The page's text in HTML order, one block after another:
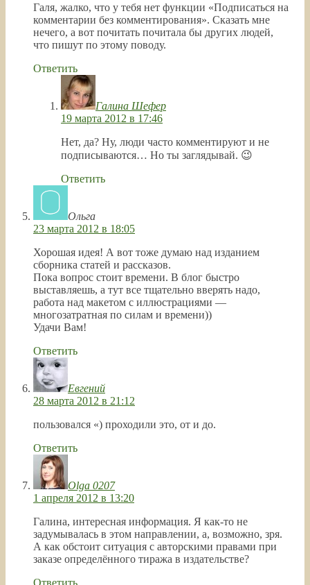
Галя, жалко, что у тебя нет функции «Подписаться на
комментарии без комментирования». Сказать мне
нечего, а вот почитать почитала бы других людей,
что пишут по этому поводу.
Ответить
Галина Шефер
19 марта 2012 в 17:46
Нет, да? Ну, люди часто комментируют и не
подписываются… Но ты заглядывай. 😉
Ответить
Ольга
23 марта 2012 в 18:05
Хорошая идея! А вот тоже думаю над изданием
сборника статей и рассказов.
Пока вопрос стоит времени. В блог быстро
выставляешь, а тут все тщательно вверять надо,
работа над макетом с иллюстрациями —
многозатратная по силам и времени))
Удачи Вам!
Ответить
Евгений
28 марта 2012 в 21:12
пользовался «) проходили это, от и до.
Ответить
Olga 0207
1 апреля 2012 в 13:20
Галина, интересная информация. Я как-то не
задумывалась в этом направлении, а, возможно, зря.
А как обстоит ситуация с авторскими правами при
заказе определённого тиража в издательстве?
Ответить